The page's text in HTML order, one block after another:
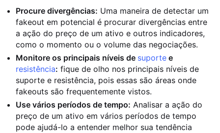
Procure divergências: Uma maneira de detectar um
fakeout em potencial é procurar divergências entre
a ação do preço de um ativo e outros indicadores,
como o momento ou o volume das negociações.
Monitore os principais níveis de suporte e
resistência: fique de olho nos principais níveis de
suporte e resistência, pois essas são áreas onde
fakeouts são frequentemente vistos.
Use vários períodos de tempo: Analisar a ação do
preço de um ativo em vários períodos de tempo
pode ajudá-lo a entender melhor sua tendência